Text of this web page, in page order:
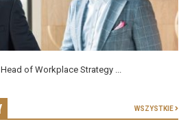
of Workplace Strategy ...
WSZYSTKIE